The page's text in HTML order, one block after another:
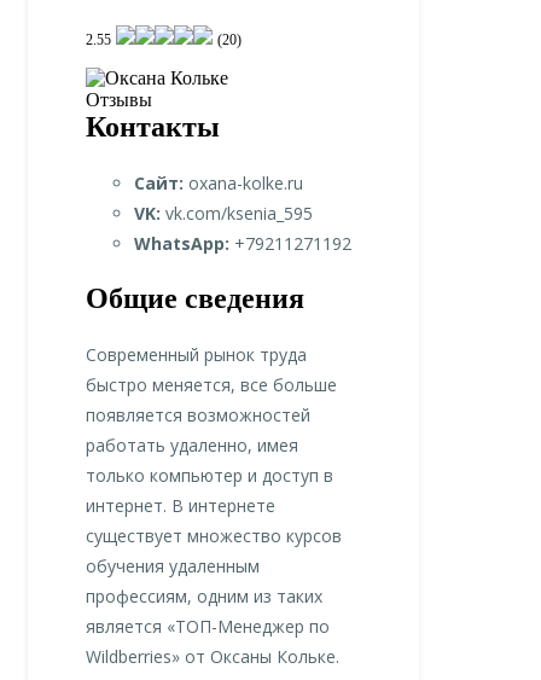
2.55 (20)
Контакты
Сайт: oxana-kolke.ru
VK: vk.com/ksenia_595
WhatsApp: +79211271192
Общие сведения
Современный рынок труда
быстро меняется, все больше
появляется возможностей
работать удаленно, имея
только компьютер и доступ в
интернет. В интернете
существует множество курсов
обучения удаленным
профессиям, одним из таких
является «ТОП-Менеджер по
Wildberries» от Оксаны Кольке.